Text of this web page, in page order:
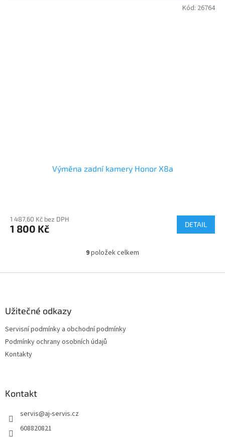
Výměna zadní kamery Honor X8a
1 487,60 Kč bez DPH
1 800 Kč DETAIL
Kód: 26764
O
l
p
9položek celkem
Užitečné odkazy
Servisní podmínky a obchodní podmínky
Podmínky ochrany osobních údajů
Kontakty
Kontakt
servis@aj-servis.cz
608820821